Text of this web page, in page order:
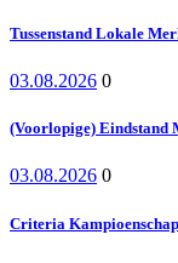
Tussenstand Lokale
03.08.2026 0
(Voorlopige) Eindstand
03.08.2026 0
Criteria